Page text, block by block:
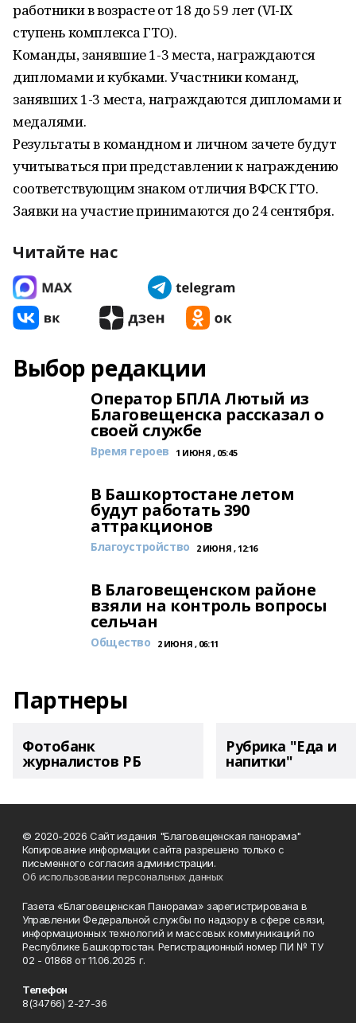
работники в возрасте от 18 до 59 лет (VI-IX
ступень комплекса ГТО).
Команды, занявшие 1-3 места, награждаются
дипломами и кубками. Участники команд,
занявших 1-3 места, награждаются дипломами и
медалями.
Результаты в командном и личном зачете будут
учитываться при представлении к награждению
соответствующим знаком отличия ВФСК ГТО.
Заявки на участие принимаются до 24 сентября.
Читайте нас
Выбор редакции
Оператор БПЛА Лютый из
Благовещенска рассказал о
своей службе
Время героев 1 ИЮНЯ , 05:45
В Башкортостане летом
будут работать 390
аттракционов
Благоустройство 2 ИЮНЯ , 12:16
В Благовещенском районе
взяли на контроль вопросы
сельчан
Общество 2 ИЮНЯ , 06:11
Партнеры
Фотобанк
журналистов РБ
Рубрика "Еда и
напитки"
© 2020-2026 Сайт издания "Благовещенская панорама"
Копирование информации сайта разрешено только с
письменного согласия администрации.
Об использовании персональных данных
Газета «Благовещенская Панорама» зарегистрирована в
Управлении Федеральной службы по надзору в сфере связи,
информационных технологий и массовых коммуникаций по
Республике Башкортостан. Регистрационный номер ПИ № ТУ
02 - 01868 от 11.06.2025 г.
Телефон
8(34766) 2-27-36